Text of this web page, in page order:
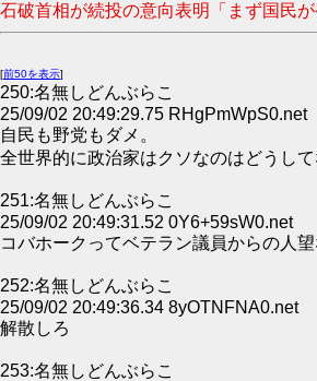
石破首相が続投の意向表明「まず国民
[前50を表示]
250:名無しどんぶらこ
25/09/02 20:49:29.75 RHgPmWpS0.net
自民も野党もダメ。
全世界的に政治家はクソなのはどうして
251:名無しどんぶらこ
25/09/02 20:49:31.52 0Y6+59sW0.net
コバホークってベテラン議員からの人
252:名無しどんぶらこ
25/09/02 20:49:36.34 8yOTNFNA0.net
解散しろ
253:名無しどんぶらこ